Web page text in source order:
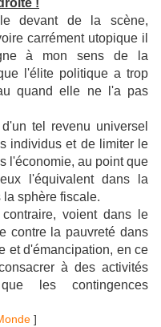
!
devant de la scène,
carrément utopique il
à mon sens de la
l'élite politique a trop
quand elle ne l'a pas
tel revenu universel
individus et de limiter le
l'économie, au point que
l'équivalent dans la
sphère fiscale.
voient dans le
contre la pauvreté dans
et d'émancipation, en ce
à des activités
les contingences
]